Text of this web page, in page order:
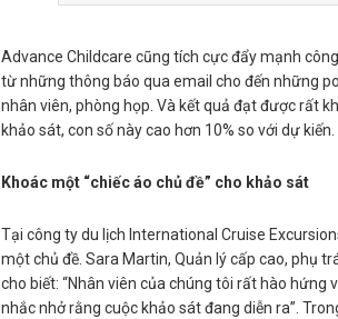
Advance Childcare cũng tích cực đẩy mạnh
từ những thông báo qua email cho đến những
nhân viên, phòng họp. Và kết quả đạt được rất
khảo sát, con số này cao hơn 10% so với dự kiến.
Khoác một “chiếc áo chủ đề” cho khảo sát
Tại công ty du lịch International Cruise
một chủ đề. Sara Martin, Quản lý cấp cao, phụ
cho biết: “Nhân viên của chúng tôi rất hào hứng
nhắc nhở rằng cuộc khảo sát đang diễn ra”.